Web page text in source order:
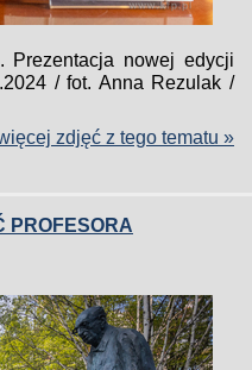
Prezentacja nowej edycji
/ fot. Anna Rezulak /
zdjęć z tego tematu »
PROFESORA